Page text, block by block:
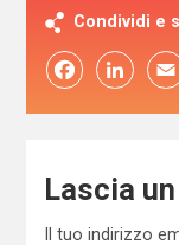
Condividi e
FacebookLinkedIn
Lascia
Il tuo indirizzo